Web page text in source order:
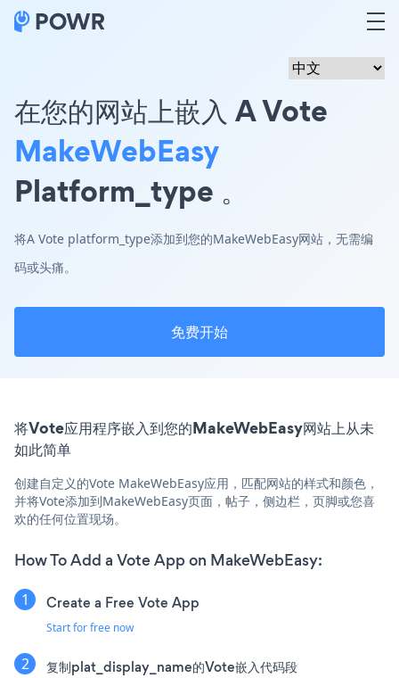
在您的网站上嵌入 A Vote
MakeWebEasy
Platform_type 。
将A Vote platform_type添加到您的MakeWebEasy网站，无需编
码或头痛。
免费开始
将Vote应用程序嵌入到您的MakeWebEasy网站上从未
如此简单
创建自定义的Vote MakeWebEasy应用，匹配网站的样式和颜色，
并将Vote添加到MakeWebEasy页面，帖子，侧边栏，页脚或您喜
欢的任何位置现场。
How To Add a Vote App on MakeWebEasy:
Create a Free Vote App
Start for free now
复制plat_display_name的Vote嵌入代码段